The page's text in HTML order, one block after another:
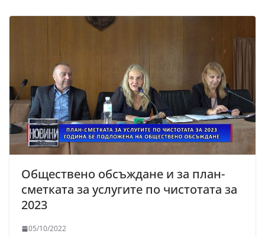
Обществено обсъждане и за план-
сметката за услугите по чистотата за
2023
05/10/2022